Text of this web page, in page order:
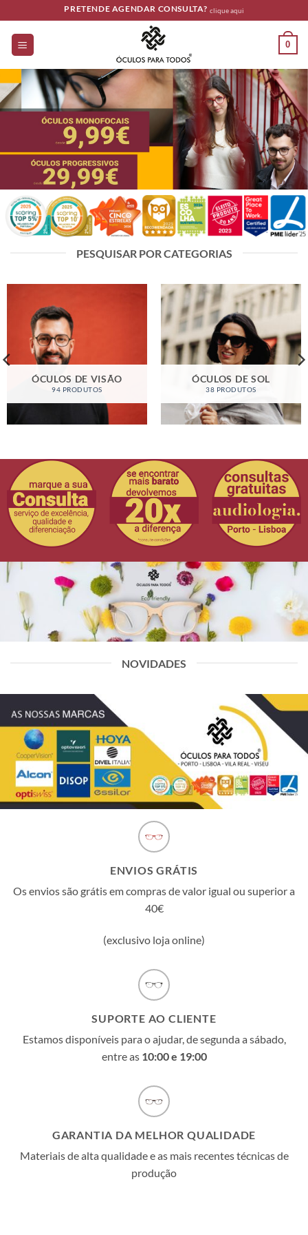
to
content
PRETENDE AGENDAR CONSULTA? clique aqui
0
PESQUISAR POR CATEGORIAS
ÓCULOS DE VISÃO
94 PRODUTOS
ÓCULOS DE SOL
38 PRODUTOS
NOVIDADES
ENVIOS GRÁTIS
Os envios são grátis em compras de valor igual ou superior a
40€
(exclusivo loja online)
SUPORTE AO CLIENTE
Estamos disponíveis para o ajudar, de segunda a sábado,
entre as 10:00 e 19:00
GARANTIA DA MELHOR QUALIDADE
Materiais de alta qualidade e as mais recentes técnicas de
produção